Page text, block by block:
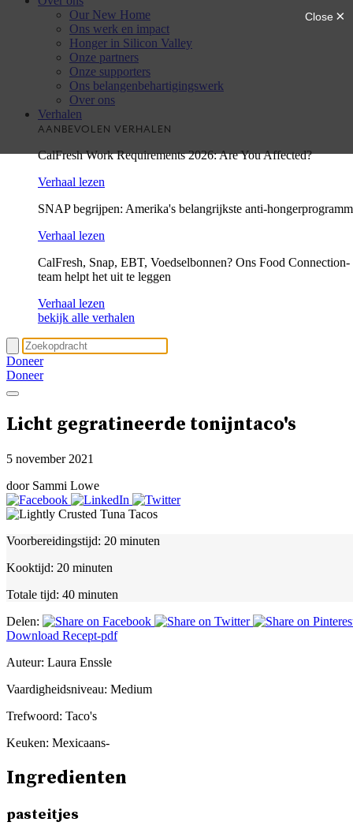
Our New Home
Ons werk en impact
Honger in Silicon Valley
Onze partners
Onze supporters
Ons belangenbehartigingswerk
Over ons
Verhalen
AANBEVOLEN VERHALEN
CalFresh Work Requirements 2026: Are You Affected?
Verhaal lezen
SNAP begrijpen: Amerika's belangrijkste anti-
Verhaal lezen
CalFresh, Snap, EBT, Voedselbonnen? Ons Food Connection-
team helpt het uit te leggen
Verhaal lezen
bekijk alle verhalen
Doneer
Doneer
Licht gegratineerde tonijntaco's
5 november 2021
door Sammi Lowe
Voorbereidingstijd: 20 minuten
Kooktijd: 20 minuten
Totale tijd: 40 minuten
Delen:
Download Recept-pdf
Auteur: Laura Enssle
Vaardigheidsniveau: Medium
Trefwoord: Taco's
Keuken: Mexicaans-
Ingredienten
pasteitjes